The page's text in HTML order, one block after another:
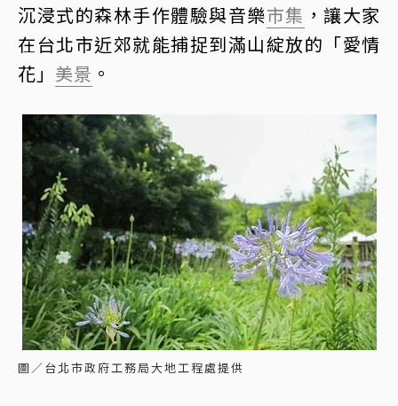
沉浸式的森林手作體驗與音樂市集 ，讓大家
在台北市近郊就能捕捉到滿山綻放的「愛情
花」 美景 。
圖／台北市政府工務局大地工程處提供